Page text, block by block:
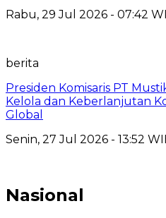
Rabu, 29 Jul 2026 - 07:42
berita
Presiden Komisaris PT
Kelola dan Keberlanjutan
Global
Senin, 27 Jul 2026 - 13:52
Nasional